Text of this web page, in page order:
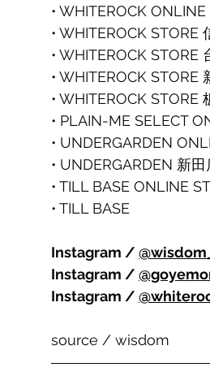
• WHITEROCK ONLINE
• WHITEROCK STORE
• WHITEROCK STORE
• WHITEROCK STORE
• WHITEROCK STORE
• PLAIN-ME SELECT
• UNDERGARDEN
• UNDERGARDEN 新田
• TILL BASE ONLINE
• TILL BASE
Instagram /
Instagram /
Instagram /
source / wisdom